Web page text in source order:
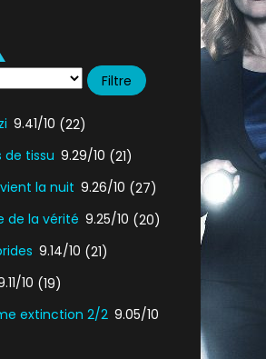
9.41/10 (22)
de tissu 9.29/10 (21)
vient la nuit 9.26/10 (27)
de la vérité 9.25/10 (20)
9.14/10 (21)
10 (19)
extinction 2/2 9.05/10